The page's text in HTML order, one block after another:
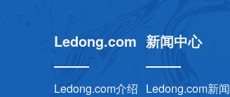
Ledong.com
Ledong.com介绍
新闻中心
Ledong.com新闻